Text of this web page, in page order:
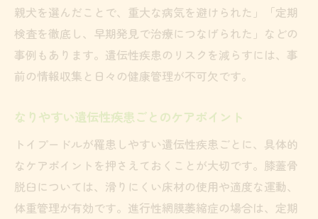
親犬を選んだことで、重大な病気を避けられた」「定期
検査を徹底し、早期発見で治療につなげられた」などの
事例もあります。遺伝性疾患のリスクを減らすには、事
前の情報収集と日々の健康管理が不可欠です。
なりやすい遺伝性疾患ごとのケアポイント
トイプードルが罹患しやすい遺伝性疾患ごとに、具体的
なケアポイントを押さえておくことが大切です。膝蓋骨
脱臼については、滑りにくい床材の使用や適度な運動、
体重管理が有効です。進行性網膜萎縮症の場合は、定期